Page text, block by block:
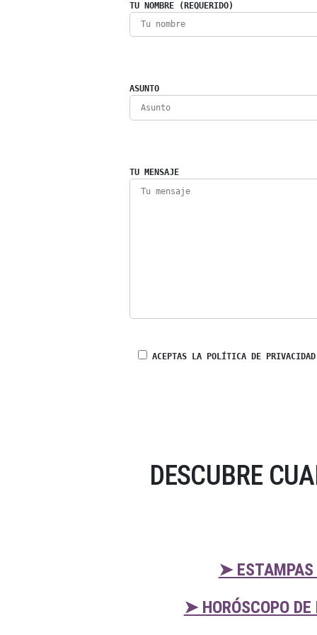
TU NOMBRE (REQUERIDO)
ASUNTO
TU MENSAJE
ACEPTAS LA POLÍTICA DE PRIVACIDAD
DESCUBRE
➤ ESTAMPAS
➤ HORÓSCOPO